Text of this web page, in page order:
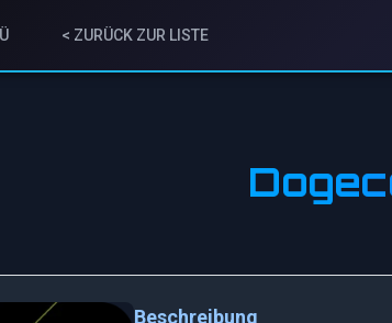
< ZURÜCK ZUR LISTE
Beschreibung